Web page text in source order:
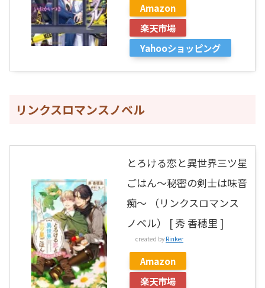
Amazon
楽天市場
Yahooショッピング
リンクスロマンスノベル
とろける恋と異世界三ツ星
ごはん～秘密の剣士は味音
痴～ （リンクスロマンス
ノベル） [ 秀 香穂里 ]
created by Rinker
Amazon
楽天市場